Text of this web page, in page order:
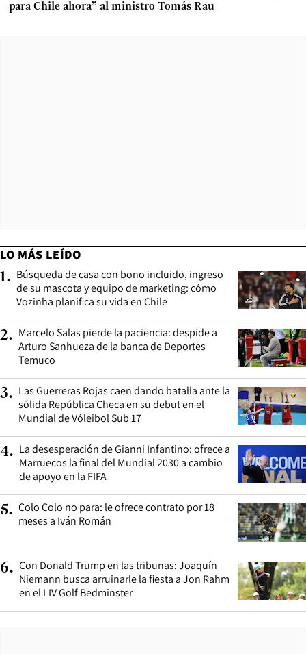
para Chile ahora” al ministro Tomás Rau
LO MÁS LEÍDO
1. Búsqueda de casa con bono incluido, ingreso
de su mascota y equipo de marketing: cómo
Vozinha planifica su vida en Chile
2. Marcelo Salas pierde la paciencia: despide a
Arturo Sanhueza de la banca de Deportes
Temuco
3. Las Guerreras Rojas caen dando batalla ante la
sólida República Checa en su debut en el
Mundial de Vóleibol Sub 17
4. La desesperación de Gianni Infantino: ofrece a
Marruecos la final del Mundial 2030 a cambio
de apoyo en la FIFA
5. Colo Colo no para: le ofrece contrato por 18
meses a Iván Román
6. Con Donald Trump en las tribunas: Joaquín
Niemann busca arruinarle la fiesta a Jon Rahm
en el LIV Golf Bedminster